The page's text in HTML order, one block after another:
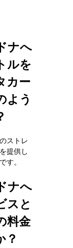
ナへ
ルを
カー
よう
ストレ
提供し
す。
ナへ
スと
料金
？